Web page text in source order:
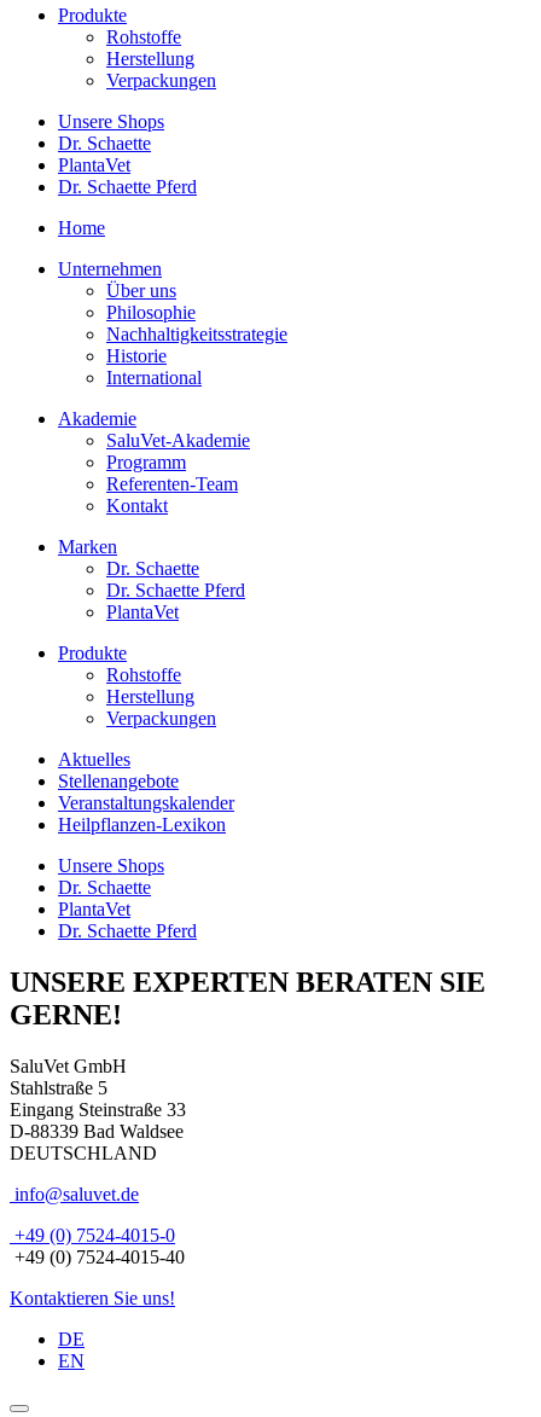
Produkte
Rohstoffe
Herstellung
Verpackungen
Unsere Shops
Dr. Schaette
PlantaVet
Dr. Schaette Pferd
Home
Unternehmen
Über uns
Philosophie
Nachhaltigkeitsstrategie
Historie
International
Akademie
SaluVet-Akademie
Programm
Referenten-Team
Kontakt
Marken
Dr. Schaette
Dr. Schaette Pferd
PlantaVet
Produkte
Rohstoffe
Herstellung
Verpackungen
Aktuelles
Stellenangebote
Veranstaltungskalender
Heilpflanzen-Lexikon
Unsere Shops
Dr. Schaette
PlantaVet
Dr. Schaette Pferd
UNSERE EXPERTEN BERATEN SIE
GERNE!
SaluVet GmbH
Stahlstraße 5
Eingang Steinstraße 33
D-88339 Bad Waldsee
DEUTSCHLAND
info@saluvet.de
+49 (0) 7524-4015-0
+49 (0) 7524-4015-40
Kontaktieren Sie uns!
DE
EN